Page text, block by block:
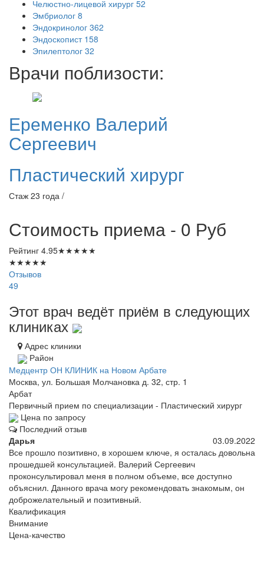
Челюстно-лицевой хирург 52
Эмбриолог 8
Эндокринолог 362
Эндоскопист 158
Эпилептолог 32
Врачи поблизости:
Еременко Валерий
Сергеевич
Пластический хирург
Стаж 23 года /
Стоимость приема - 0 Руб
Рейтинг 4.95★★★★★
★★★★★
Отзывов
49
Этот врач ведёт приём в следующих
клиниках
Адрес клиники
Район
Медцентр ОН КЛИНИК на Новом Арбате
Москва, ул. Большая Молчановка д. 32, стр. 1
Арбат
Первичный прием по специализации - Пластический хирург
Цена по запросу
Последний отзыв
Дарья
03.09.2022
Все прошло позитивно, в хорошем ключе, я осталась довольна
прошедшей консультацией. Валерий Сергеевич
проконсультировал меня в полном объеме, все доступно
объяснил. Данного врача могу рекомендовать знакомым, он
доброжелательный и позитивный.
Квалификация
Внимание
Цена-качество